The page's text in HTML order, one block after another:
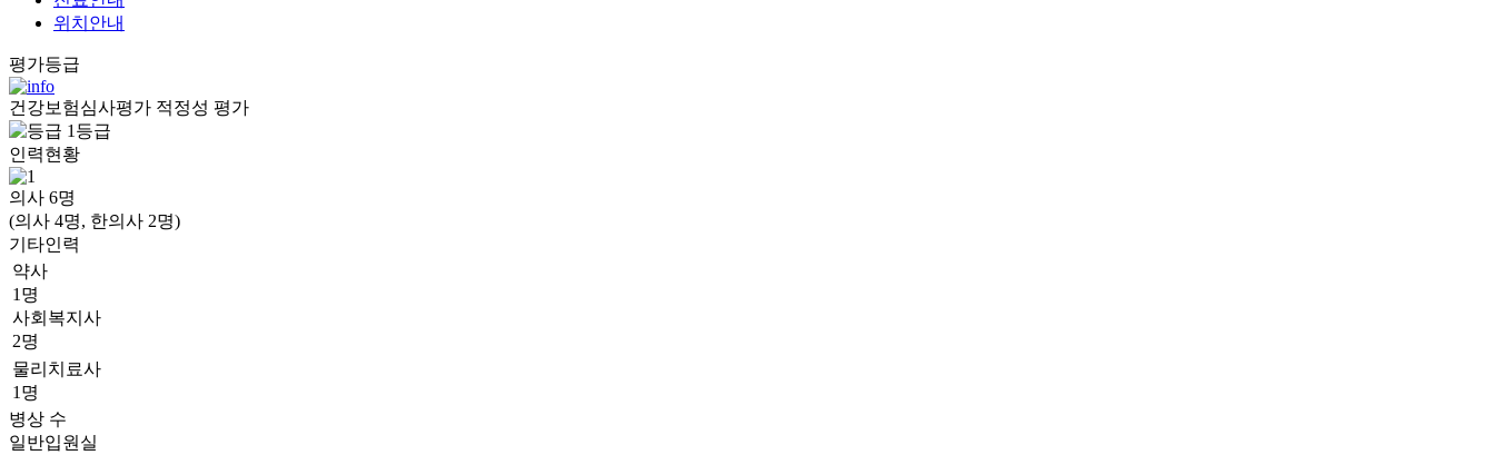
위치안내
평가등급
건강보험심사평가 적정성 평가
1등급
인력현황
의사 6명
(의사 4명, 한의사 2명)
기타인력
약사
1명
사회복지사
2명
물리치료사
1명
병상 수
일반입원실